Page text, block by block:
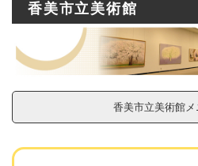
香美市立美術館
香美市立美術館メ
本